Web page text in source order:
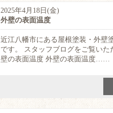
2025年4月18日(金)
外壁の表面温度
近江八幡市にある屋根塗装・外壁
です。 スタッフブログをご覧い
壁の表面温度 外壁の表面温度……